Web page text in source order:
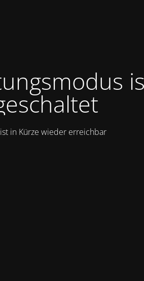
in Kürze wieder erreichbar